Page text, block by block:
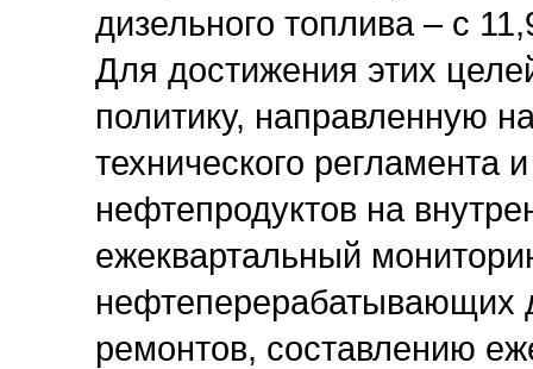
дизельного топлива – с
Для достижения этих
политику, направленную
технического
нефтепродуктов на
ежеквартальный
нефтеперерабатывающих
ремонтов, составлению